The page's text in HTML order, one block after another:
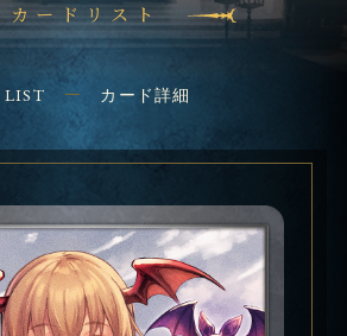
カードリスト
LIST カード詳細